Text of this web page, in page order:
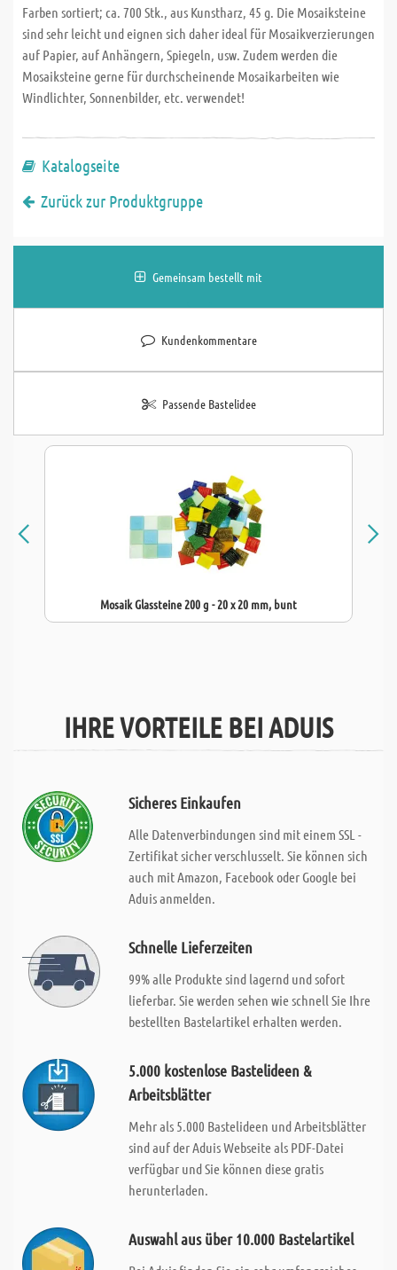
Farben sortiert; ca. 700 Stk., aus Kunstharz, 45 g. Die Mosaiksteine
sind sehr leicht und eignen sich daher ideal für Mosaikverzierungen
auf Papier, auf Anhängern, Spiegeln, usw. Zudem werden die
Mosaiksteine gerne für durchscheinende Mosaikarbeiten wie
Windlichter, Sonnenbilder, etc. verwendet!
Katalogseite
Zurück zur Produktgruppe
Gemeinsam bestellt mit
Kundenkommentare
Passende Bastelidee
Mosaik Glassteine 200 g - 20 x 20 mm, bunt
IHRE VORTEILE BEI ADUIS
Sicheres Einkaufen
Alle Datenverbindungen sind mit einem SSL -
Zertifikat sicher verschlusselt. Sie können sich
auch mit Amazon, Facebook oder Google bei
Aduis anmelden.
Schnelle Lieferzeiten
99% alle Produkte sind lagernd und sofort
lieferbar. Sie werden sehen wie schnell Sie Ihre
bestellten Bastelartikel erhalten werden.
5.000 kostenlose Bastelideen &
Arbeitsblätter
Mehr als 5.000 Bastelideen und Arbeitsblätter
sind auf der Aduis Webseite als PDF-Datei
verfügbar und Sie können diese gratis
herunterladen.
Auswahl aus über 10.000 Bastelartikel